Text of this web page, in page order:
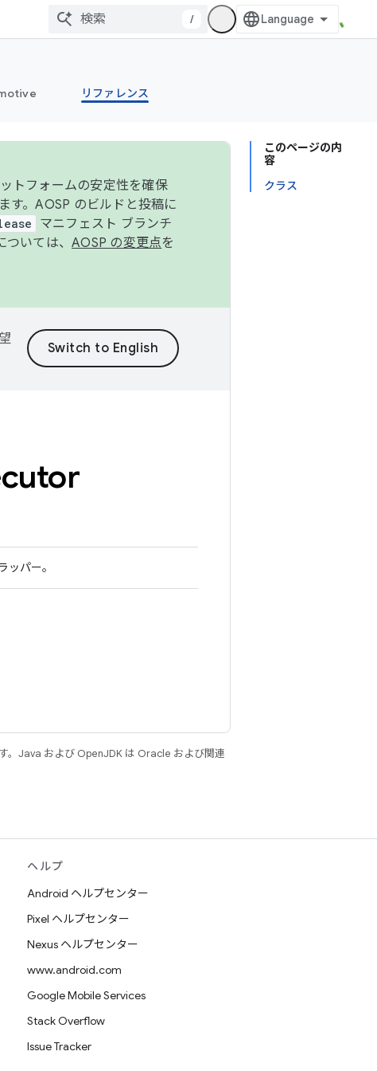
/
リファレンス
このページの内
容
クラス
トフォームの安定性を確保
す。AOSP のビルドと投稿に
マニフェスト ブランチ
いては、 AOSP の変更点を
ッパー。
。Java および OpenJDK は Oracle および関連
ヘルプ
Android ヘルプセンター
Pixel ヘルプセンター
Nexus ヘルプセンター
www.android.com
Google Mobile Services
Stack Overflow
Issue Tracker